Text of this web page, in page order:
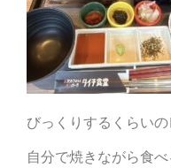
びっくりするくらいの
自分で焼きながら食